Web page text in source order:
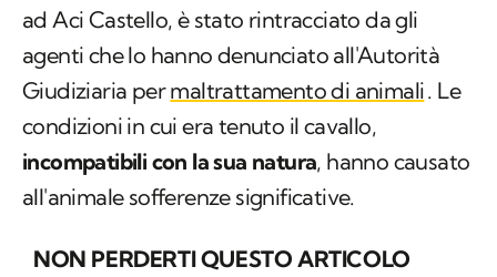
ad Aci Castello, è stato rintracciato da gli
agenti che lo hanno denunciato all'Autorità
Giudiziaria permaltrattamento di animali. Le
condizioni in cui era tenuto il cavallo,
incompatibili con la sua natura, hanno causato
all'animale sofferenze significative.
NON PERDERTI QUESTO ARTICOLO